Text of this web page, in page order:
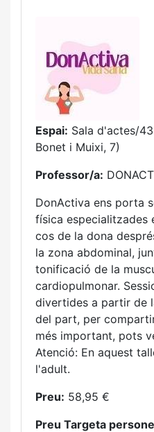
Espai: Sala d'actes/
Bonet i Muixi, 7)
Professor/a:
DonActiva ens porta
física especialitzades
cos de la dona
la zona abdominal,
tonificació de la
cardiopulmonar.
divertides a partir de
del part, per
més important, pots
Atenció: En aquest
l'adult.
Preu: 58,95 €
Preu Targeta